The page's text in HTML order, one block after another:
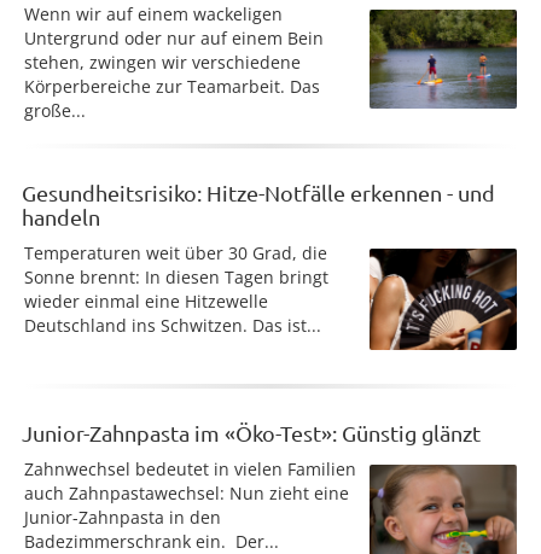
Wenn wir auf einem wackeligen
Untergrund oder nur auf einem Bein
stehen, zwingen wir verschiedene
Körperbereiche zur Teamarbeit. Das
große...
Gesundheitsrisiko: Hitze-Notfälle erkennen - und
handeln
Temperaturen weit über 30 Grad, die
Sonne brennt: In diesen Tagen bringt
wieder einmal eine Hitzewelle
Deutschland ins Schwitzen. Das ist...
Junior-Zahnpasta im «Öko-Test»: Günstig glänzt
Zahnwechsel bedeutet in vielen Familien
auch Zahnpastawechsel: Nun zieht eine
Junior-Zahnpasta in den
Badezimmerschrank ein. Der...